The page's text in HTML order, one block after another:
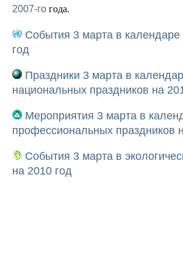
2007-го года.
События 3 марта в
год
Праздники 3 марта в
национальных праздников на
Мероприятия 3 марта в
профессиональных праздников
События 3 марта в
на 2010 год